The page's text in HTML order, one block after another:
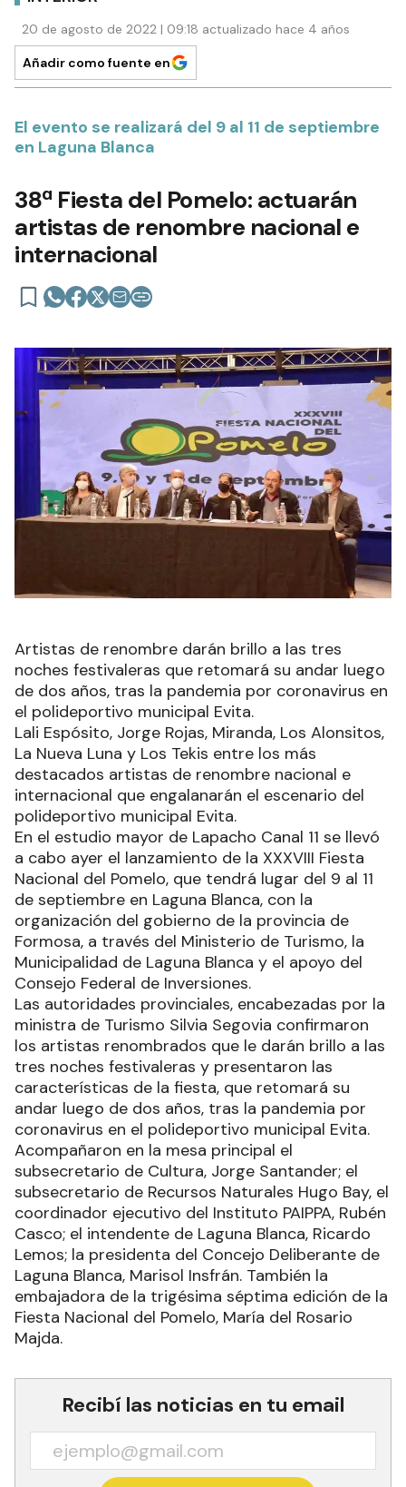
20 de agosto de 2022 | 09:18 actualizado hace 4 años
Añadir como fuente en
El evento se realizará del 9 al 11 de septiembre
en Laguna Blanca
38ª Fiesta del Pomelo: actuarán
artistas de renombre nacional e
internacional
Artistas de renombre darán brillo a las tres
noches festivaleras que retomará su andar luego
de dos años, tras la pandemia por coronavirus en
el polideportivo municipal Evita.
Lali Espósito, Jorge Rojas, Miranda, Los Alonsitos,
La Nueva Luna y Los Tekis entre los más
destacados artistas de renombre nacional e
internacional que engalanarán el escenario del
polideportivo municipal Evita.
En el estudio mayor de Lapacho Canal 11 se llevó
a cabo ayer el lanzamiento de la XXXVIII Fiesta
Nacional del Pomelo, que tendrá lugar del 9 al 11
de septiembre en Laguna Blanca, con la
organización del gobierno de la provincia de
Formosa, a través del Ministerio de Turismo, la
Municipalidad de Laguna Blanca y el apoyo del
Consejo Federal de Inversiones.
Las autoridades provinciales, encabezadas por la
ministra de Turismo Silvia Segovia confirmaron
los artistas renombrados que le darán brillo a las
tres noches festivaleras y presentaron las
características de la fiesta, que retomará su
andar luego de dos años, tras la pandemia por
coronavirus en el polideportivo municipal Evita.
Acompañaron en la mesa principal el
subsecretario de Cultura, Jorge Santander; el
subsecretario de Recursos Naturales Hugo Bay, el
coordinador ejecutivo del Instituto PAIPPA, Rubén
Casco; el intendente de Laguna Blanca, Ricardo
Lemos; la presidenta del Concejo Deliberante de
Laguna Blanca, Marisol Insfrán. También la
embajadora de la trigésima séptima edición de la
Fiesta Nacional del Pomelo, María del Rosario
Majda.
Recibí las noticias en tu email